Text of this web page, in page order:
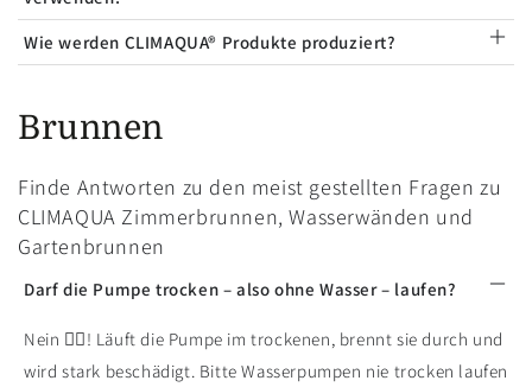
Wie werden CLIMAQUA® Produkte produziert?
Brunnen
Finde Antworten zu den meist gestellten Fragen zu
CLIMAQUA Zimmerbrunnen, Wasserwänden und
Gartenbrunnen
Darf die Pumpe trocken – also ohne Wasser – laufen?
Nein 🙅‍♂️! Läuft die Pumpe im trockenen, brennt sie durch und
wird stark beschädigt. Bitte Wasserpumpen nie trocken laufen